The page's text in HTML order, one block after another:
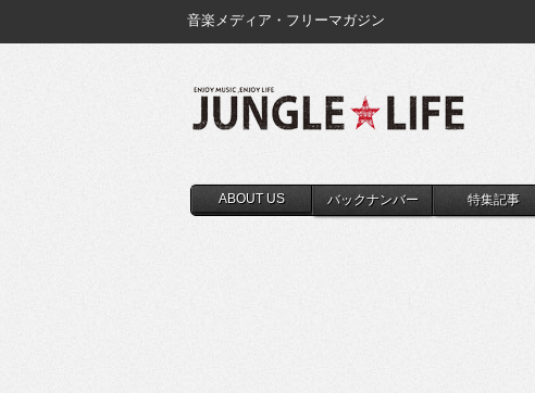
音楽メディア・フリーマガジン
ABOUT US バックナンバー 特集記事